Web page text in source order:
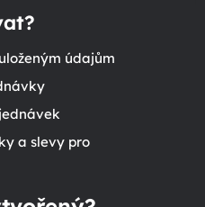
údajům
a slevy pro